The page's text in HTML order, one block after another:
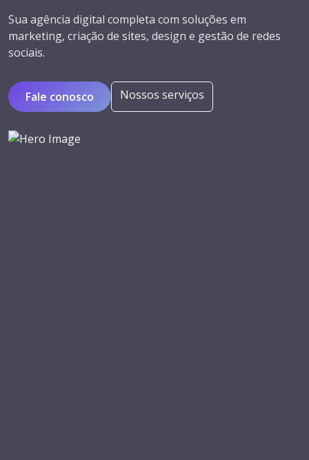
Sua agência digital completa com soluções em
marketing, criação de sites, design e gestão de redes
sociais.
Fale conosco Nossos serviços